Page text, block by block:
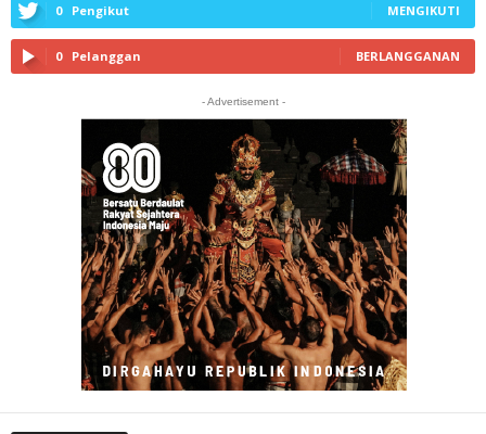
0 Pengikut MENGIKUTI
0 Pelanggan BERLANGGANAN
- Advertisement -